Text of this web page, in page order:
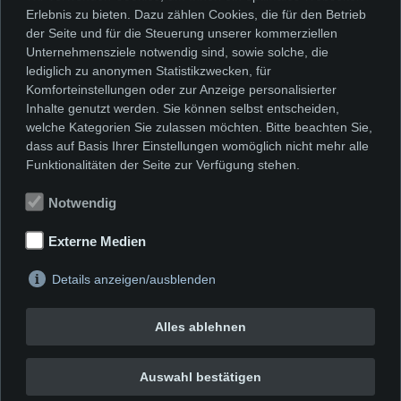
Interessiert? Nehmen Sie mit uns
Kontakt auf!
Wir beraten Sie gerne bei der
Auswahl des richtigen Angebots für
Ihre Gruppe.
KUNSTVERMITTLUNG@STADT-
GL.DE
oder 02202
–
14 1660
© Fotos: Kunstmuseum Villa Zanders
Erlebnis zu bieten. Dazu zählen Cookies, die für den Betrieb
der Seite und für die Steuerung unserer kommerziellen
Unternehmensziele notwendig sind, sowie solche, die
lediglich zu anonymen Statistikzwecken, für
Komforteinstellungen oder zur Anzeige personalisierter
Inhalte genutzt werden. Sie können selbst entscheiden,
welche Kategorien Sie zulassen möchten. Bitte beachten Sie,
dass auf Basis Ihrer Einstellungen womöglich nicht mehr alle
Funktionalitäten der Seite zur Verfügung stehen.
Notwendig
Externe Medien
Details anzeigen/ausblenden
Alles ablehnen
Auswahl bestätigen